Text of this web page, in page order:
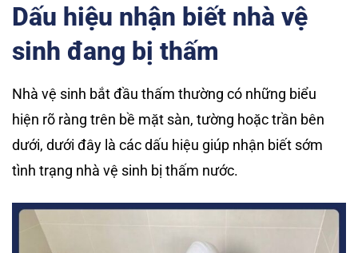
Dấu hiệu nhận biết nhà vệ
sinh đang bị thấm
Nhà vệ sinh bắt đầu thấm thường có những biểu
hiện rõ ràng trên bề mặt sàn, tường hoặc trần bên
dưới, dưới đây là các dấu hiệu giúp nhận biết sớm
tình trạng nhà vệ sinh bị thấm nước.